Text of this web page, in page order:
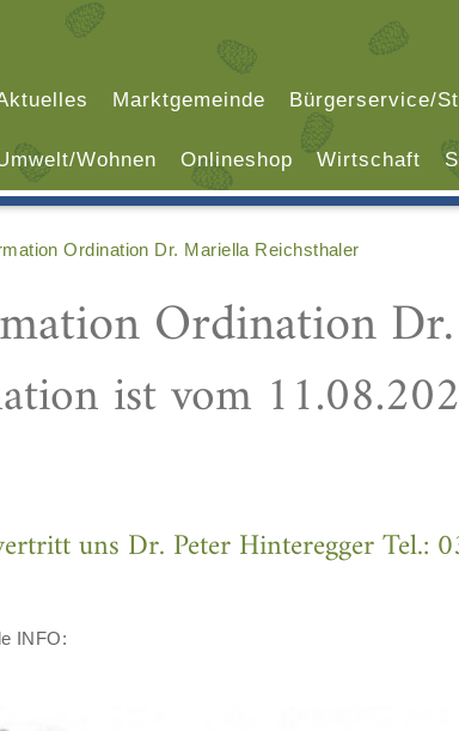
Marktgemeinde Bürgerservice/
Wohnen Onlineshop Wirtschaft
Ordination Dr. Mariella Reichsthaler
Ordination
ist vom
uns Dr. Peter Hinteregger Tel.:
INFO: